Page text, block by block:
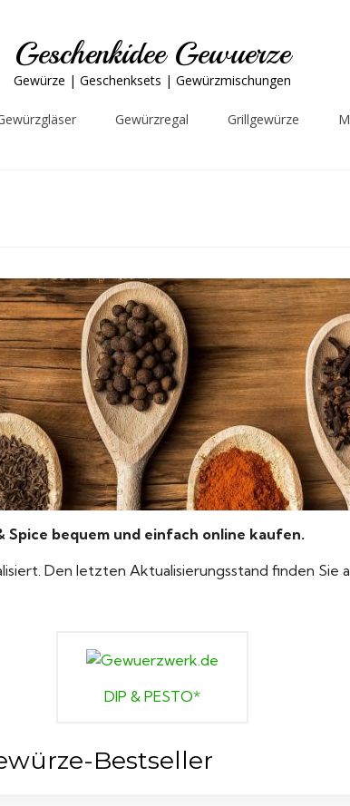
Geschenkidee Gewuerze
Gewürze | Geschenksets | Gewürzmischungen
Gewürzregal Grillgewürze
Spice bequem und einfach online kaufen.
Den letzten Aktualisierungsstand finden Sie
DIP & PESTO*
Bestseller